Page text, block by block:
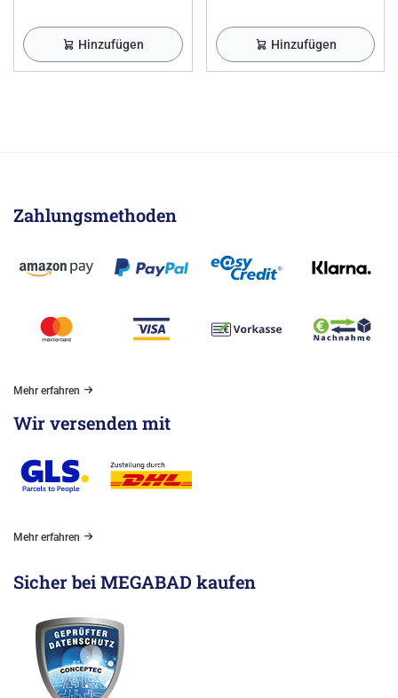
Hinzufügen Hinzufügen
Zahlungsmethoden
Mehr erfahren
Wir versenden mit
Mehr erfahren
Sicher bei MEGABAD kaufen